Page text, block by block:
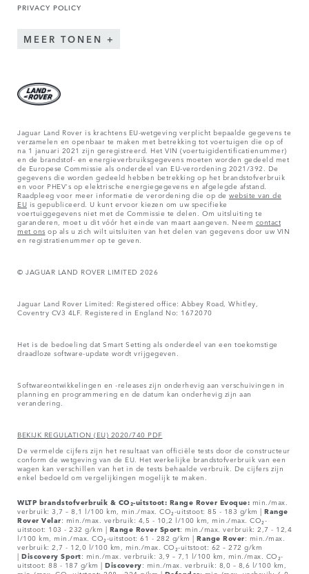
PRIVACY POLICY
MEER TONEN
Jaguar Land Rover is krachtens EU-wetgeving verplicht bepaalde gegevens te
verzamelen en openbaar te maken met betrekking tot voertuigen die op of
na 1 januari 2021 zijn geregistreerd. Het VIN (voertuigidentificatienummer)
en de brandstof- en energieverbruiksgegevens moeten worden gedeeld met
de Europese Commissie als onderdeel van EU-verordening 2021/392. De
gegevens die worden gedeeld hebben betrekking op het brandstofverbruik
en voor PHEV's op elektrische energiegegevens en afgelegde afstand.
Raadpleeg voor meer informatie de verordening die op dewebsite van de
EU is gepubliceerd. U kunt ervoor kiezen om uw specifieke
voertuiggegevens niet met de Commissie te delen. Om uitsluiting te
garanderen, moet u dit vóór het einde van maart aangeven. Neem contact
met ons op als u zich wilt uitsluiten van het delen van gegevens door uw VIN
en registratienummer op te geven.
© JAGUAR LAND ROVER LIMITED 2026
Jaguar Land Rover Limited: Registered office: Abbey Road, Whitley,
Coventry CV3 4LF. Registered in England No: 1672070
Het is de bedoeling dat Smart Setting als onderdeel van een toekomstige
draadloze software-update wordt vrijgegeven.
Softwareontwikkelingen en -releases zijn onderhevig aan verschuivingen in
planning en programmering en de datum kan onderhevig zijn aan
verandering.
BEKIJK REGULATION (EU) 2020/740 PDF
De vermelde cijfers zijn het resultaat van officiële tests door de constructeur
conform de wetgeving van de EU. Het werkelijke brandstofverbruik van een
wagen kan verschillen van het in de tests behaalde verbruik. De cijfers zijn
enkel bedoeld om vergelijkingen mogelijk te maken.
WLTP brandstofverbruik & CO₂-uitstoot: Range Rover Evoque: min./max.
verbruik: 3,7 – 8,1 l/100 km, min./max. CO₂-uitstoot: 85 - 183 g/km | Range
Rover Velar: min./max. verbruik: 4,5 - 10,2 l/100 km, min./max. CO₂-
uitstoot: 103 - 232 g/km | Range Rover Sport: min./max. verbruik: 2,7 - 12,4
l/100 km, min./max. CO₂-uitstoot: 61 - 282 g/km | Range Rover: min./max.
verbruik: 2,7 - 12,0 l/100 km, min./max. CO₂-uitstoot: 62 – 272 g/km
| Discovery Sport: min./max. verbruik: 3,9 – 7,1 l/100 km, min./max. CO₂-
uitstoot: 88 - 187 g/km | Discovery: min./max. verbruik: 8,0 – 8,6 l/100 km,